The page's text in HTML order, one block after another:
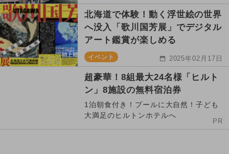
北海道で体験！動く浮世絵の世界
へ没入「歌川国芳展」でデジタル
アート鑑賞が楽しめる
イベント 2025年02月17日
超豪華！8組最大24名様「ヒルト
ン」8施設の無料宿泊券
1泊朝食付き！プールに大自然！子ども
大満足のヒルトンホテルへ
PR